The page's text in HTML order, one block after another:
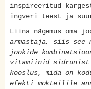
inspireeritud
ingveri teest ja
Liina nägemus oma
armastaja, siis see
jookide
vitamiinid sidrunist
kooslus, mida on
efekti mokteilile